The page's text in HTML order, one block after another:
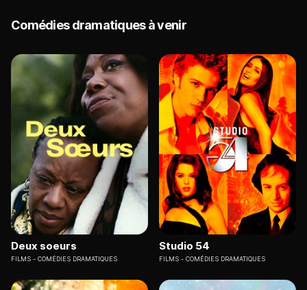
Comédies dramatiques à venir
Deux soeurs
FILMS COMÉDIES DRAMATIQUES
Studio 54
FILMS COMÉDIES DRAMATIQUES